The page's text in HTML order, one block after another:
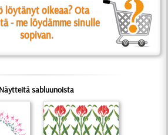
löytänyt oikeaa? Ota
- me löydämme sinulle
sopivan.
Näytteitä sabluunoista